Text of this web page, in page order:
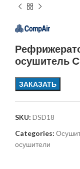
осушитель
ЗАКАЗАТЬ
SKU: DSD18
Categories:
осушители